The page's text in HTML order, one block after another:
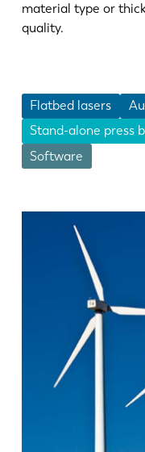
material type or
quality.
Flatbed lasers
Stand-alone press
Software